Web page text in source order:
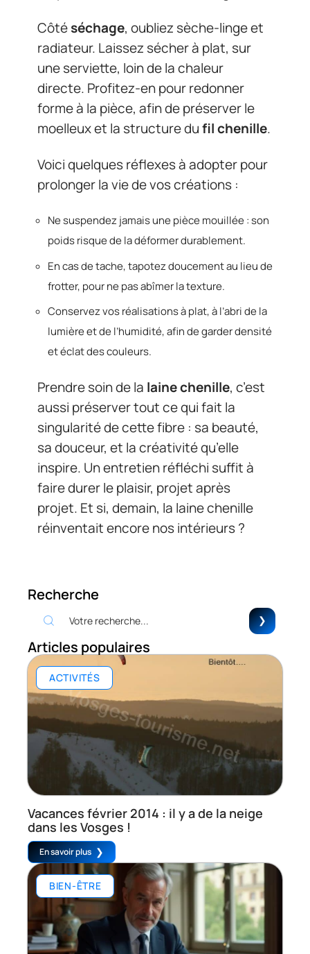
Côtéséchage, oubliez sèche-linge et
radiateur. Laissez sécher à plat, sur
une serviette, loin de la chaleur
directe. Profitez-en pour redonner
forme à la pièce, afin de préserver le
moelleux et la structure dufil chenille.
Voici quelques réflexes à adopter pour
prolonger la vie de vos créations :
Ne suspendez jamais une pièce mouillée : son
poids risque de la déformer durablement.
En cas de tache, tapotez doucement au lieu de
frotter, pour ne pas abîmer la texture.
Conservez vos réalisations à plat, à l’abri de la
lumière et de l’humidité, afin de garder densité
et éclat des couleurs.
Prendre soin de la laine chenille, c’est
aussi préserver tout ce qui fait la
singularité de cette fibre : sa beauté,
sa douceur, et la créativité qu’elle
inspire. Un entretien réfléchi suffit à
faire durer le plaisir, projet après
projet. Et si, demain, la laine chenille
réinventait encore nos intérieurs ?
Recherche
Articles populaires
ACTIVITÉS
Vacances février 2014 : il y a de la neige
dans les Vosges !
En savoir plus
BIEN-ÊTRE